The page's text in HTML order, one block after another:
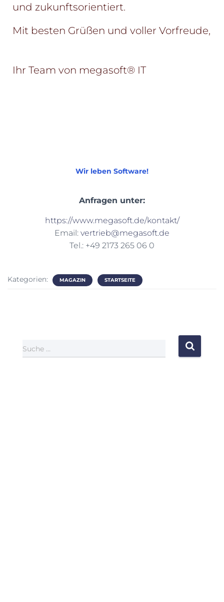
und zukunftsorientiert.
Mit besten Grüßen und voller Vorfreude,
Ihr Team von megasoft® IT
Wir leben Software!
Anfragen unter:
https://www.megasoft.de/kontakt/
Email: vertrieb@megasoft.de
Tel.: +49 2173 265 06 0
Kategorien: MAGAZIN STARTSEITE
Suche …